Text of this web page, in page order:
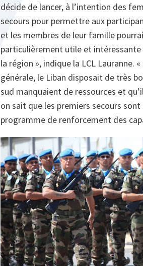
décide de lancer, à l’intention des
secours pour permettre aux
et les membres de leur famille
particulièrement utile et intéressante
la région », indique la LCL Lauranne.
générale, le Liban disposait de très
sud manquaient de ressources et
on sait que les premiers secours
programme de renforcement des